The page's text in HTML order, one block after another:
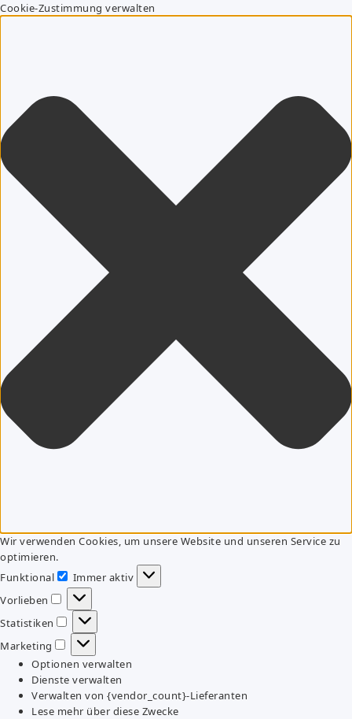
Cookie-Zustimmung verwalten
Wir verwenden Cookies, um unsere Website und unseren Service zu
optimieren.
Funktional
Funktional
Immer aktiv
Vorlieben
Vorlieben
Statistiken
Statistiken
Marketing
Marketing
Optionen verwalten
Dienste verwalten
Verwalten von {vendor_count}-Lieferanten
Lese mehr über diese Zwecke